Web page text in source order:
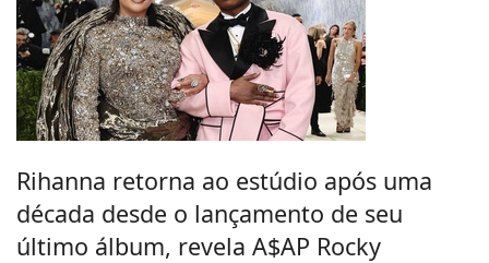
Rihanna retorna ao estúdio após uma
década desde o lançamento de seu
último álbum, revela A$AP Rocky